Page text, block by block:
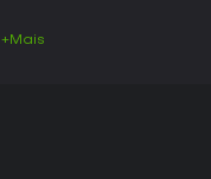
+Mais